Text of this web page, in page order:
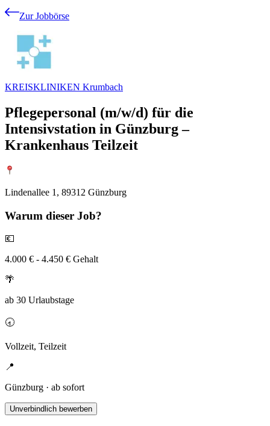
Zur Jobbörse
KREISKLINIKEN Krumbach
Pflegepersonal (m/w/d) für die
Intensivstation in Günzburg –
Krankenhaus Teilzeit
Lindenallee 1, 89312 Günzburg
Warum dieser Job?
💶
4.000 € - 4.450 € Gehalt
🌴
ab 30 Urlaubstage
🕣
Vollzeit, Teilzeit
📍
Günzburg · ab sofort
Unverbindlich bewerben